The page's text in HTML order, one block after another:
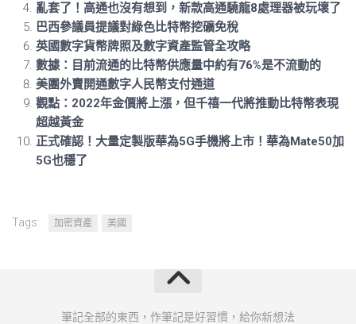
亂套了！高通也沒有想到，新款高通驍龍8處理器被玩壞了
巴西參議員提議對綠色比特幣挖礦免稅
英國數字貨幣牌照及數字資產監管全攻略
數據：目前流通的比特幣供應量中約有76%是不流動的
美團外賣開通數字人民幣支付通道
觀點：2022年金價將上漲，但千禧一代將推動比特幣表現
超越黃金
正式確認！大量定製版華為5G手機將上市！華為Mate50加
5G也穩了
Tags: 加密資產 美國
筆記全部的東西，作筆記是好習慣，給你新想法